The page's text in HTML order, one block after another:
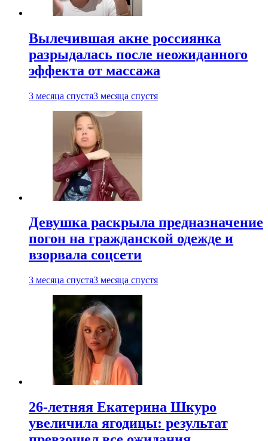
Вылечившая акне россиянка
разрыдалась после неожиданного
эффекта от массажа
3 месяца спустя3 месяца спустя
Девушка раскрыла предназначение
погон на гражданской одежде и
взорвала соцсети
3 месяца спустя3 месяца спустя
26-летняя Екатерина Шкуро
увеличила ягодицы: результат